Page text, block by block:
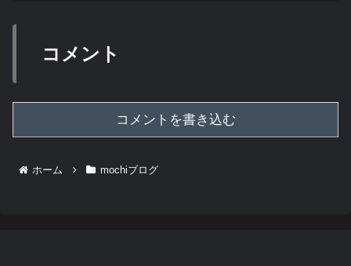
コメント
コメントを書き込む
ホーム mochiブログ